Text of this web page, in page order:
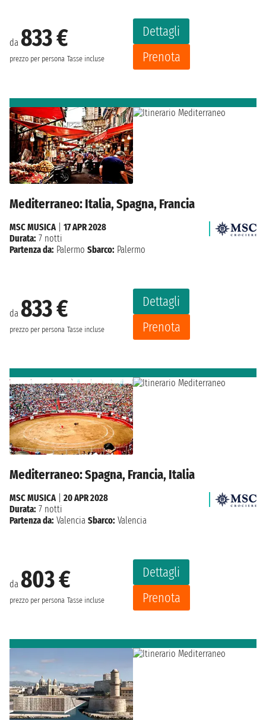
da 833 €
prezzo per persona Tasse incluse
Dettagli
Prenota
Mediterraneo: Italia, Spagna, Francia
da 833 €
prezzo per persona Tasse incluse
Dettagli
Prenota
MSC MUSICA| 17 APR 2028
Durata: 7 notti
Partenza da: Palermo Sbarco: Palermo
Mediterraneo: Spagna, Francia, Italia
da 803 €
prezzo per persona Tasse incluse
Dettagli
Prenota
MSC MUSICA| 20 APR 2028
Durata: 7 notti
Partenza da: Valencia Sbarco: Valencia